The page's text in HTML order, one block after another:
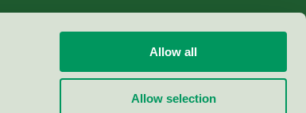
Allow all
Allow selection